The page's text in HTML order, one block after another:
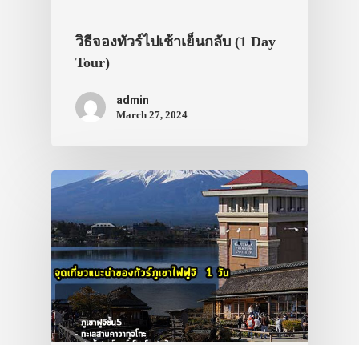
วิธีจองทัวร์ไปเช้าเย็นกลับ (1 Day
Tour)
admin
March 27, 2024